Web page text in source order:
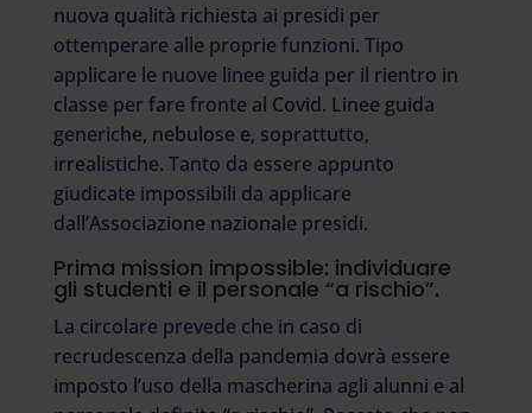
nuova qualità richiesta ai presidi per
ottemperare alle proprie funzioni. Tipo
applicare le nuove linee guida per il rientro in
classe per fare fronte al Covid. Linee guida
generiche, nebulose e, soprattutto,
irrealistiche. Tanto da essere appunto
giudicate impossibili da applicare
dall’Associazione nazionale presidi.
Prima mission impossible: individuare
gli studenti e il personale “a rischio”.
La circolare prevede che in caso di
recrudescenza della pandemia dovrà essere
imposto l’uso della mascherina agli alunni e al